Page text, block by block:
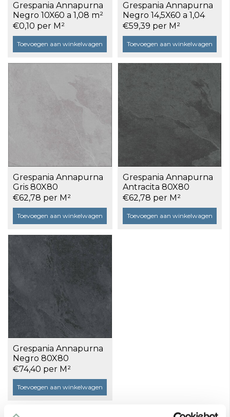
Grespania Annapurna
Negro 10X60 a 1,08 m²
€0,10 per M²
Toevoegen aan winkelwagen
Grespania Annapurna
Negro 14,5X60 a 1,04
m²
€59,39 per M²
Toevoegen aan winkelwagen
Grespania Annapurna
Gris 80X80
gerectificeerd a 1,28
m²
€62,78 per M²
Toevoegen aan winkelwagen
Grespania Annapurna
Antracita 80X80
gerectificeerd a 1,28
m²
€62,78 per M²
Toevoegen aan winkelwagen
Grespania Annapurna
Negro 80X80
gerectificeerd a 1,28
m²
€74,40 per M²
Toevoegen aan winkelwagen